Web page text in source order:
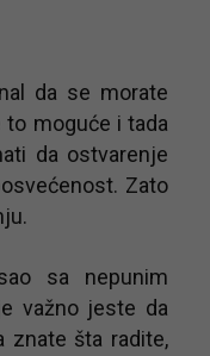
da se morate
moguće i tada
da ostvarenje
Zato
sa nepunim
važno jeste da
znate šta radite,